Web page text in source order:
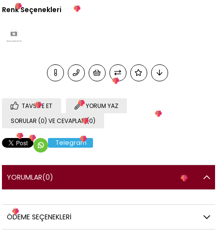
Renk Seçenekleri
TAVSIYE ET
YORUM YAZ
SORULAR (0) VE CEVAPLAR (0)
Telegram
YORUMLAR(0)
ÖDEME SEÇENEKLERI